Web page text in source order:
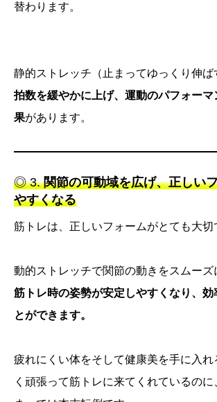
替わります。
静的ストレッチ（止まってゆっくり伸ば
拍数を緩やかに上げ、運動のパフォー
果があります。
◎ 3.関節の可動域を広げ、正しい
やすくなる
筋トレは、正しいフォームがとても大切
動的ストレッチで関節の動きをスムーズ
筋トレ時の姿勢が安定しやすくなり、効
とができます。
疲れにくい体をそして健康美を手に入
く頑張って筋トレに来てくれているのに